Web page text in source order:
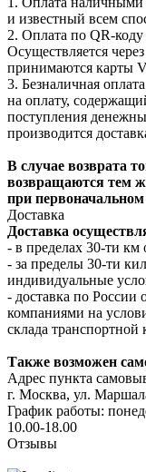
и известный всем
2. Оплата по QR-коду
Осуществляется
принимаются карты
3. Безналичная
на оплату,
поступления
производится
В случае возврата
возвращаются тем
при
Доставка
Доставка
- в пределах 30-ти
- за пределы 30-ти
индивидуальные
- доставка по России
компаниями на
склада
Также возможен
Адрес пункта
г. Москва, ул.
График работы:
10.00-18.00
Отзывы